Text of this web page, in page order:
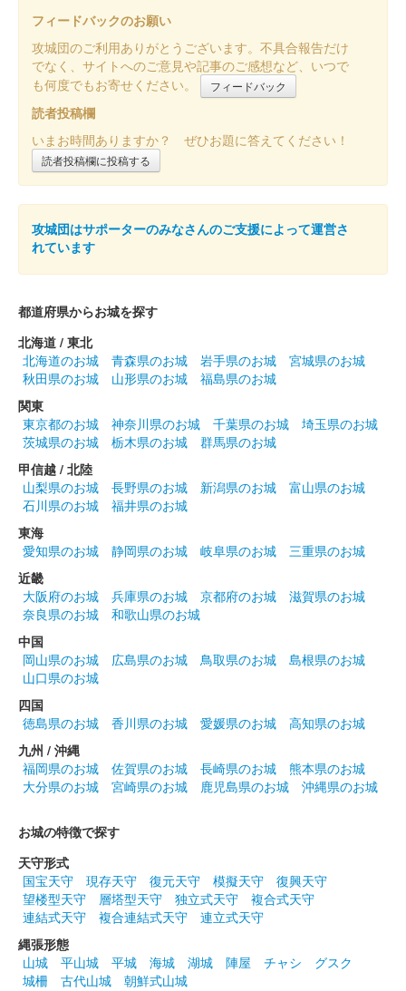
上田城 御城印 令和6年秋 スタンプ色違い版
販売終了
上田城 御城印
販売終了
上田城 御城印
販売終了
上田城 御城印 夏限定特別紙版
販売終了
上田城 御城印 令和六年夏版
上田城 御城印
販売終了
上田城 御城印
販売終了
緑色の和紙に朱色の染料にて手書きでデザインされている御城
印。家紋は銀色で押印されている。
上田城 御城印
販売終了
上田城 御城印
販売終了
フィードバックのお願い
攻城団のご利用ありがとうございます。不具合報告だけ
でなく、サイトへのご意見や記事のご感想など、いつで
も何度でもお寄せください。
フィードバック
読者投稿欄
いまお時間ありますか？ ぜひお題に答えてください！
読者投稿欄に投稿する
攻城団はサポーターのみなさんのご支援によって運営さ
れています
都道府県からお城を探す
北海道 / 東北
北海道のお城
青森県のお城 岩手県のお城
宮城県のお城
秋田県のお城
山形県のお城
福島県のお城
関東
東京都のお城
神奈川県のお城 千葉県のお城
埼玉県のお城
茨城県のお城
栃木県のお城
群馬県のお城
甲信越 / 北陸
山梨県のお城
長野県のお城 新潟県のお城
富山県のお城
石川県のお城
福井県のお城
東海
愛知県のお城
静岡県のお城 岐阜県のお城
三重県のお城
近畿
大阪府のお城
兵庫県のお城 京都府のお城
滋賀県のお城
奈良県のお城
和歌山県のお城
中国
岡山県のお城
広島県のお城 鳥取県のお城
島根県のお城
山口県のお城
四国
徳島県のお城
香川県のお城 愛媛県のお城
高知県のお城
九州 / 沖縄
福岡県のお城
佐賀県のお城 長崎県のお城
熊本県のお城
大分県のお城
宮崎県のお城 鹿児島県のお城 沖縄県のお城
お城の特徴で探す
天守形式
国宝天守
現存天守 復元天守 模擬天守
復興天守
望楼型天守
層塔型天守 独立式天守
複合式天守
連結式天守
複合連結式天守
連立式天守
縄張形態
山城
平山城 平城 海城 湖城 陣屋 チャシ
グスク
城柵
古代山城
朝鮮式山城